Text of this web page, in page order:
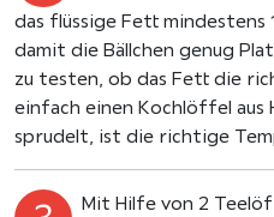
das flüssige Fett mindestens
damit die Bällchen genug
zu testen, ob das Fett die
einfach einen Kochlöffel aus
sprudelt, ist die richtige
Mit Hilfe von 2